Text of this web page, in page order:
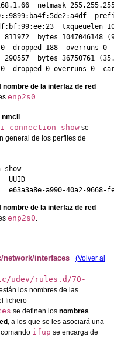
netmask
txqueuelen
811972  bytes 1047046148
dropped 188  overruns 0
290557  bytes 36750761
dropped 0 overruns 0
nombre de la interfaz de red
enp2s0.
nmcli
connection show se
general de los perfiles de
UUID
e63a3a8e-a990-40a2-9668-
nombre de la interfaz de red
enp2s0.
network/interfaces
(Volver al
udev/rules.d/70-
los nombres de las
fichero
se definen los nombres
, a los que se les asociará una
ifup se encarga de